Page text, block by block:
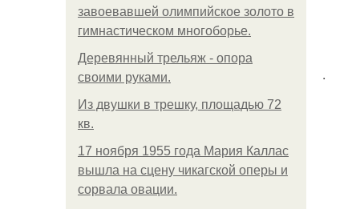
завоевавшей олимпийское золото в
гимнастическом многоборье.
Деревянный трельяж - опора
своими руками.
Из двушки в трешку, площадью 72
кв.
17 ноября 1955 года Мария Каллас
вышла на сцену чикагской оперы и
сорвала овации.
.